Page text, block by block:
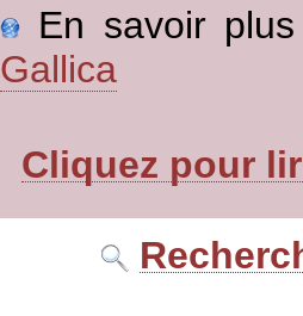
En savoir
Gallica
Cliquez pour